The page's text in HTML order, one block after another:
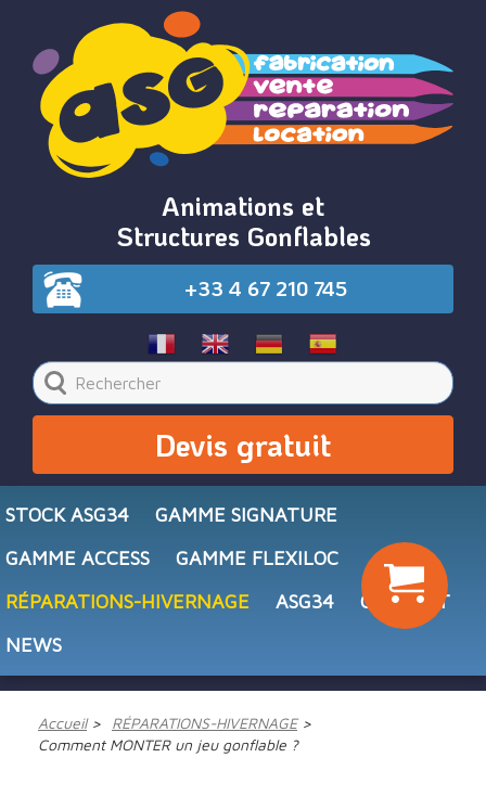
Animations et
Structures Gonflables
+33 4 67 210 745
Devis gratuit
STOCK ASG34
GAMME SIGNATURE
GAMME ACCESS
GAMME FLEXILOC
RÉPARATIONS-HIVERNAGE
ASG34
CONTACT
NEWS
Accueil
RÉPARATIONS-HIVERNAGE
Comment MONTER un jeu gonflable ?